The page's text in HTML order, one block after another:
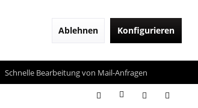
Ablehnen Konfigurieren
Schnelle Bearbeitung von Mail-Anfragen